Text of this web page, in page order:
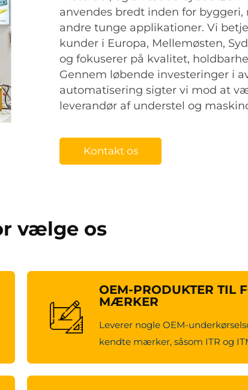
anvendes bredt inden for
andre tunge applikationer. Vi
kunder i Europa, Mellemøsten,
og fokuserer på kvalitet,
Gennem løbende investeringer i
automatisering sigter vi mod at
leverandør af understel og
Kontakt os
vælge os
OEM-PRODUKTER TIL
MÆRKER
Leverer nogle OEM-
kendte mærker, såsom ITR og